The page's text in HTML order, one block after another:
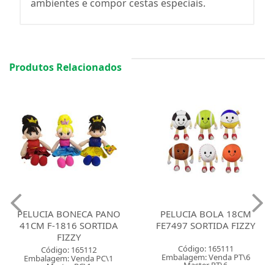
ambientes e compor cestas especiais.
Produtos Relacionados
PELUCIA BONECA PANO
41CM F-1816 SORTIDA
FIZZY
Código: 165112
Embalagem: Venda PC\1
PELUCIA BOLA 18CM
FE7497 SORTIDA FIZZY
Código: 165111
Embalagem: Venda PT\6